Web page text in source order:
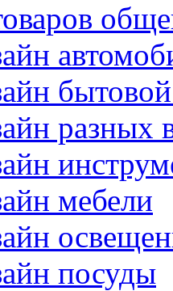
разных
мебели
посуды